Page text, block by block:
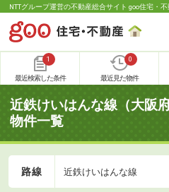
NTTグループ運営の不動産総合サイト goo住宅・
1
最近検索した条件
0
最近見た物件
近鉄けいはんな線（大阪
物件一覧
路線 近鉄けいはんな線